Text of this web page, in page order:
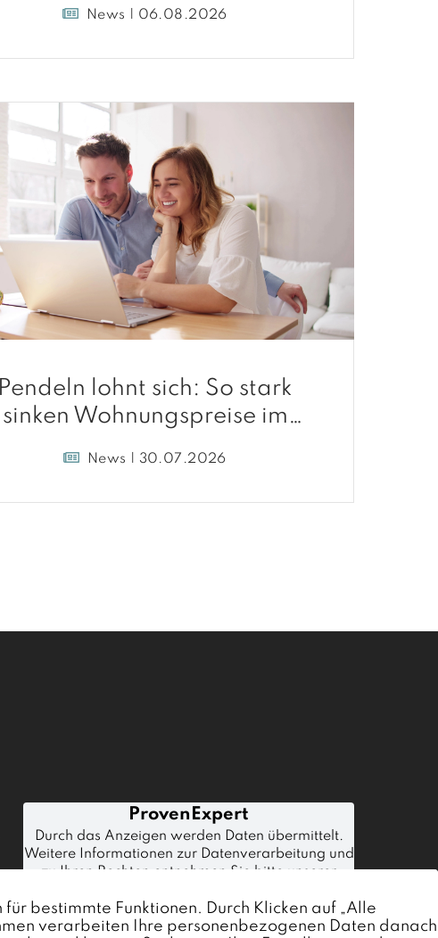
News | 06.08.2026
Pendeln lohnt sich: So stark
sinken Wohnungspreise im
News | 30.07.2026